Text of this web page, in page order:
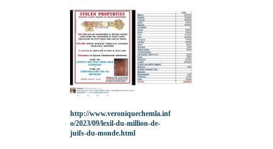
http://www.veroniquechemla.inf
o/2023/09/lexil-du-million-de-
juifs-du-monde.html